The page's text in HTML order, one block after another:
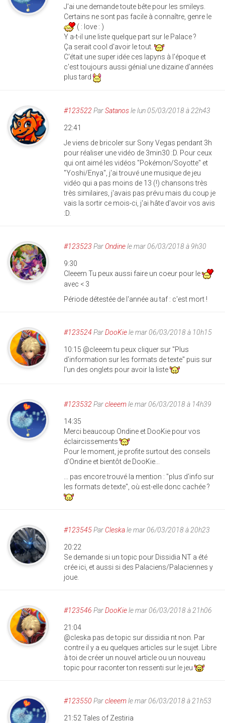
J'ai une demande toute bête pour les smileys.
Certains ne sont pas facile à connaître, genre le
( : love : )
Y a-t-il une liste quelque part sur le Palace ?
Ça serait cool d'avoir le tout.
C'était une super idée ces lapyns à l'époque et
c'est toujours aussi génial une dizaine d'années
plus tard
#123522 ParSatanosle lun 05/03/2018 à 22h43
22:41
Je viens de bricoler sur Sony Vegas pendant 3h
pour réaliser une vidéo de 3min30 :D. Pour ceux
qui ont aimé les vidéos "Pokémon/Soyotte" et
"Yoshi/Enya", j'ai trouvé une musique de jeu
vidéo qui a pas moins de 13 (!) chansons très
très similaires, j'avais pas prévu mais du coup je
vais la sortir ce mois-ci, j'ai hâte d'avoir vos avis
:D.
#123523 ParOndinele mar 06/03/2018 à 9h30
9:30
Cleeem Tu peux aussi faire un coeur pour le
avec < 3
Période détestée de l'année au taf : c'est mort !
#123524 ParDooKiele mar 06/03/2018 à 10h15
10:15 @cleeem tu peux cliquer sur "Plus
d'information sur les formats de texte" puis sur
l'un des onglets pour avoir la liste
#123532 Parcleeemle mar 06/03/2018 à 14h39
14:35
Merci beaucoup Ondine et DooKie pour vos
éclaircissements
Pour le moment, je profite surtout des conseils
d'Ondine et bientôt de DooKie...
... pas encore trouvé la mention : "plus d'info sur
les formats de texte", où est-elle donc cachée ?
#123545Par Cleskale mar 06/03/2018 à 20h23
20:22
Se demande si un topic pour Dissidia NT a été
crée ici, et aussi si des Palaciens/Palaciennes y
joue.
#123546 ParDooKiele mar 06/03/2018 à 21h06
21:04
@cleska pas de topic sur dissidia nt non. Par
contre il y a eu quelques articles sur le sujet. Libre
à toi de créer un nouvel article ou un nouveau
topic pour raconter ton ressenti sur le jeu
#123550 Parcleeemle mar 06/03/2018 à 21h53
21:52 Tales of Zestiria